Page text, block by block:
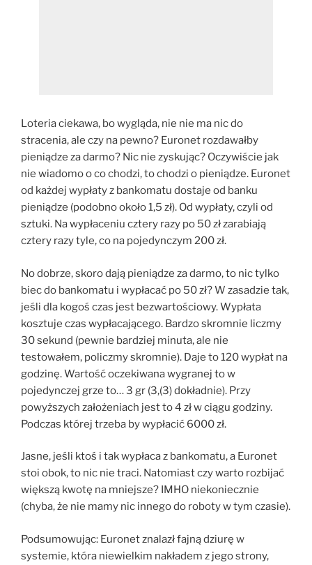
Loteria ciekawa, bo wygląda, nie nie ma nic do
stracenia, ale czy na pewno? Euronet rozdawałby
pieniądze za darmo? Nic nie zyskując? Oczywiście jak
nie wiadomo o co chodzi, to chodzi o pieniądze. Euronet
od każdej wypłaty z bankomatu dostaje od banku
pieniądze (podobno około 1,5 zł). Od wypłaty, czyli od
sztuki. Na wypłaceniu cztery razy po 50 zł zarabiają
cztery razy tyle, co na pojedynczym 200 zł.
No dobrze, skoro dają pieniądze za darmo, to nic tylko
biec do bankomatu i wypłacać po 50 zł? W zasadzie tak,
jeśli dla kogoś czas jest bezwartościowy. Wypłata
kosztuje czas wypłacającego. Bardzo skromnie liczmy
30 sekund (pewnie bardziej minuta, ale nie
testowałem, policzmy skromnie). Daje to 120 wypłat na
godzinę. Wartość oczekiwana wygranej to w
pojedynczej grze to… 3 gr (3,(3) dokładnie). Przy
powyższych założeniach jest to 4 zł w ciągu godziny.
Podczas której trzeba by wypłacić 6000 zł.
Jasne, jeśli ktoś i tak wypłaca z bankomatu, a Euronet
stoi obok, to nic nie traci. Natomiast czy warto rozbijać
większą kwotę na mniejsze? IMHO niekoniecznie
(chyba, że nie mamy nic innego do roboty w tym czasie).
Podsumowując: Euronet znalazł fajną dziurę w
systemie, która niewielkim nakładem z jego strony,